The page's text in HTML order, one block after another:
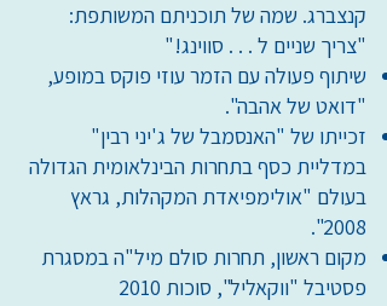
קנצברג. שמה של תוכניתם המשותפת:
"צריך שניים ל . . . סווינג!"
שיתוף פעולה עם הזמר עוזי פוקס במופע,
"דואט של אהבה".
זכייתו של "האנסמבל של ג'יני רבין"
במדליית כסף בתחרות הבינלאומית הגדולה
בעולם "אולימפיאדת המקהלות, גראץ
2008".
מקום ראשון, תחרות סולם מיל"ה במסגרת
פסטיבל "ווקאליל", סוכות 2010